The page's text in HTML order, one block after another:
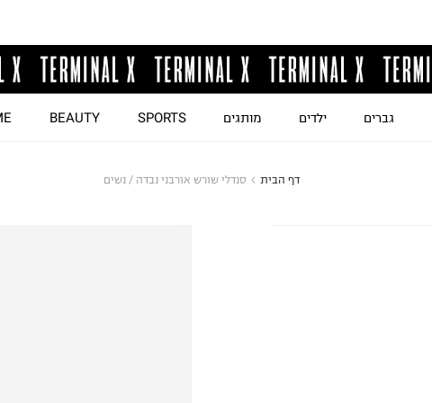
גברים ילדים מותגים SPORTS
BEAUTY
דף הבית סנדלי שורש אורבני נבדה / נשים